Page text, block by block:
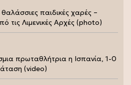
παιδικές χαρές –
τις Λιμενικές Αρχές (photo)
πρωταθλήτρια η Ισπανία, 1-0
(video)